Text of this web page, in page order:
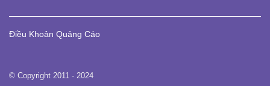
Điều Khoản Quảng Cáo
© Copyright 2011 - 2024